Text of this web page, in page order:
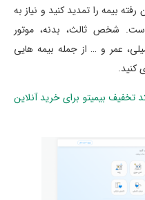
بیمه را تمدید کنید و نیاز به
شخص ثالث، بدنه، موتور
عمر و … از جمله بیمه هایی
کنید.
تخفیف بیمیتو برای خرید آنلاین